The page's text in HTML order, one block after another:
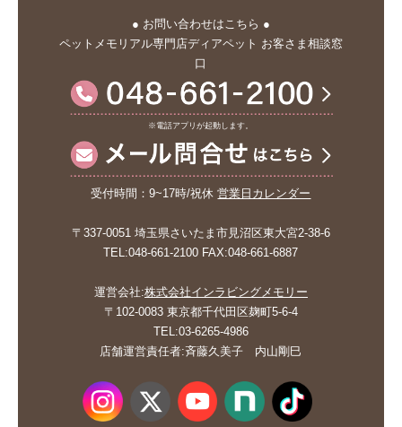
● お問い合わせはこちら ●
ペットメモリアル専門店ディアペット お客さま相談窓
口
※電話アプリが起動します。
受付時間：9~17時/祝休営業日カレンダー
〒337-0051 埼玉県さいたま市見沼区東大宮2-38-6
TEL:048-661-2100 FAX:048-661-6887
運営会社:株式会社インラビングメモリー
〒102-0083 東京都千代田区麹町5-6-4
TEL:03-6265-4986
店舗運営責任者:斉藤久美子 内山剛巳